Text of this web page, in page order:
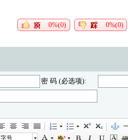
0%(0) 0%(0)
密 码 (必选项):
字号